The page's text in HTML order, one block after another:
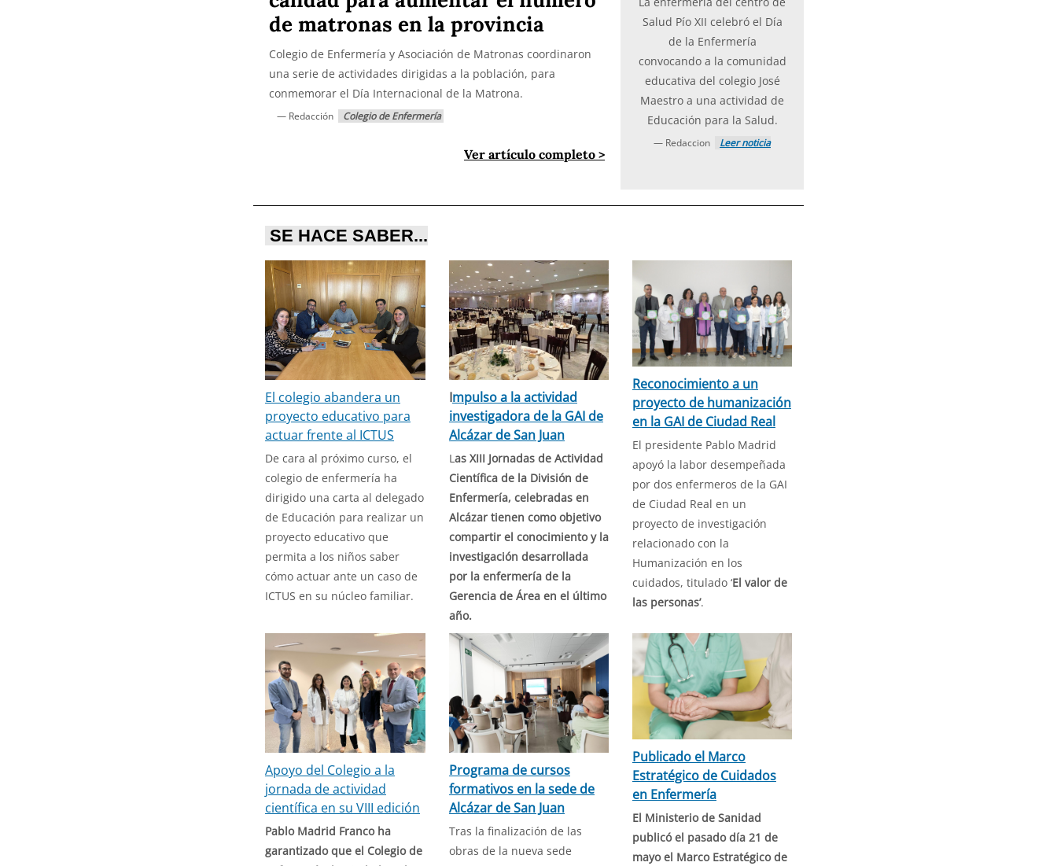
de matronas en la provincia
Colegio de Enfermería y Asociación de Matronas coordinaron
una serie de actividades dirigidas a la población, para
conmemorar el Día Internacional de la Matrona.
— Redacción Colegio de Enfermería
Ver artículo completo >
Salud Pío XII celebró el Día
de la Enfermería
convocando a la comunidad
educativa del colegio José
Maestro a una actividad de
Educación para la Salud.
— Redaccion Leer noticia
SE HACE SABER...
El colegio abandera un
proyecto educativo para
actuar frente al ICTUS
De cara al próximo curso, el
colegio de enfermería ha
dirigido una carta al delegado
de Educación para realizar un
proyecto educativo que
permita a los niños saber
cómo actuar ante un caso de
ICTUS en su núcleo familiar.
Impulso a la actividad
investigadora de la GAI de
Alcázar de San Juan
Las XIII Jornadas de Actividad
Científica de la División de
Enfermería, celebradas en
Alcázar tienen como objetivo
compartir el conocimiento y la
investigación desarrollada
por la enfermería de la
Gerencia de Área en el último
año.
Reconocimiento a un
proyecto de humanización
en la GAI de Ciudad Real
El presidente Pablo Madrid
apoyó la labor desempeñada
por dos enfermeros de la GAI
de Ciudad Real en un
proyecto de investigación
relacionado con la
Humanización en los
cuidados, titulado ‘El valor de
las personas’.
Apoyo del Colegio a la
jornada de actividad
científica en su VIII edición
Pablo Madrid Franco ha
garantizado que el Colegio de
Programa de cursos
formativos en la sede de
Alcázar de San Juan
Tras la finalización de las
obras de la nueva sede
Publicado el Marco
Estratégico de Cuidados
en Enfermería
El Ministerio de Sanidad
publicó el pasado día 21 de
mayo el Marco Estratégico de